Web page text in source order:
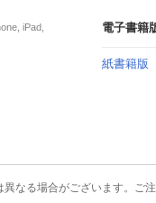
iPad,
電子書籍
紙書籍版
なる場合がございます。ご注